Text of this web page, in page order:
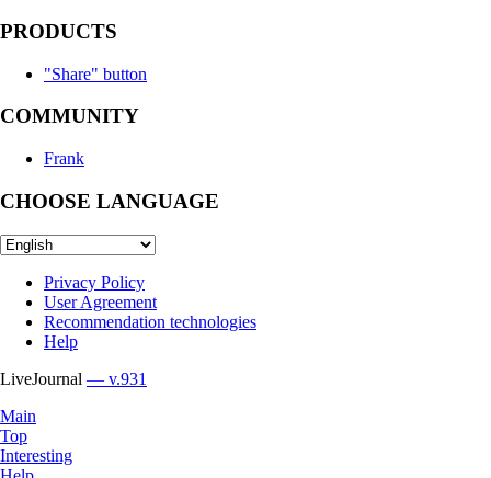
PRODUCTS
"Share" button
COMMUNITY
Frank
CHOOSE LANGUAGE
Privacy Policy
User Agreement
Recommendation technologies
Help
LiveJournal — v.931
Main
Top
Interesting